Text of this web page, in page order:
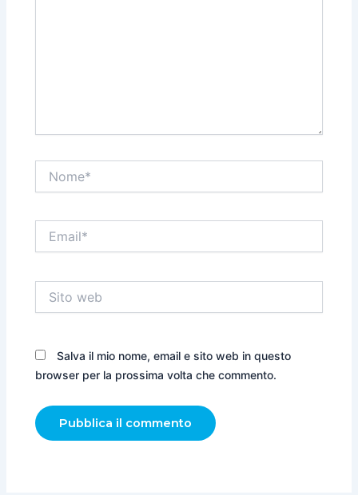
web
Salva il mio nome, email e sito web in questo
browser per la prossima volta che commento.